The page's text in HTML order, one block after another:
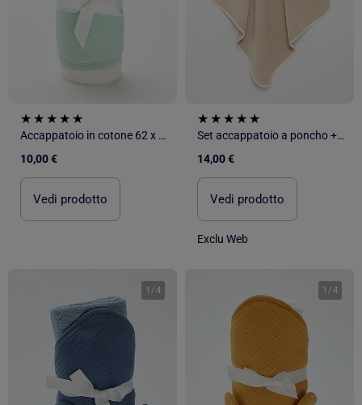
Accappatoio in cotone 62 x 104 cm
10,00 €
Vedi prodotto
Set accappatoio a poncho + guanti - 2 pezzi
14,00 €
Vedi prodotto
Exclu Web
1 /4 1 /4